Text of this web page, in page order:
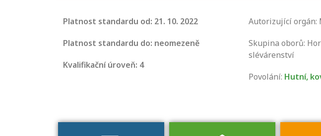
Platnost standardu od: 21. 10. 2022
Platnost standardu do: neomezeně
Kvalifikační úroveň: 4
Autorizující orgán:
Skupina oborů:
slévárenství
Povolání: Hutní,
Projděte si
profesních
jaké dovednosti
o